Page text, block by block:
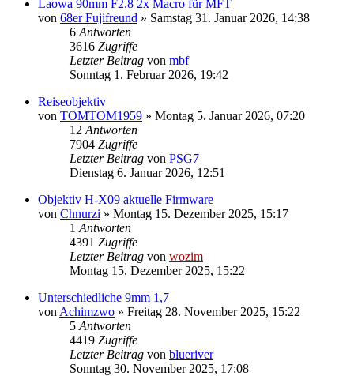
Laowa 90mm F2.8 2x Macro für MFT
von 68er Fujifreund » Samstag 31. Januar 2026, 14:38
6 Antworten
3616 Zugriffe
Letzter Beitrag von mbf
Sonntag 1. Februar 2026, 19:42
Reiseobjektiv
von TOMTOM1959 » Montag 5. Januar 2026, 07:20
12 Antworten
7904 Zugriffe
Letzter Beitrag von PSG7
Dienstag 6. Januar 2026, 12:51
Objektiv H-X09 aktuelle Firmware
von Chnurzi » Montag 15. Dezember 2025, 15:17
1 Antworten
4391 Zugriffe
Letzter Beitrag von wozim
Montag 15. Dezember 2025, 15:22
Unterschiedliche 9mm 1,7
von Achimzwo » Freitag 28. November 2025, 15:22
5 Antworten
4419 Zugriffe
Letzter Beitrag von blueriver
Sonntag 30. November 2025, 17:08